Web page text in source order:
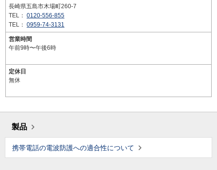
長崎県五島市木場町260-7
TEL： 0120-556-855
TEL： 0959-74-3131
営業時間
午前9時〜午後6時
定休日
無休
製品
携帯電話の電波防護への適合性について